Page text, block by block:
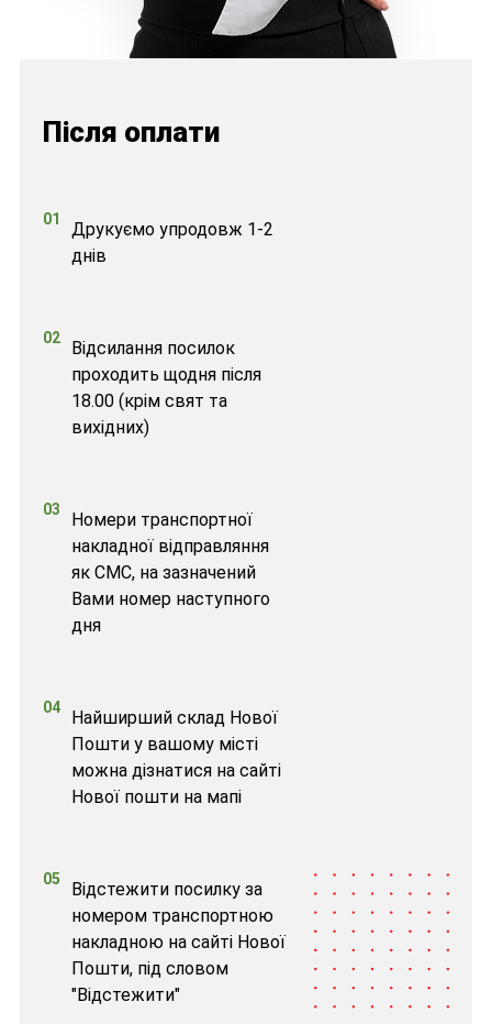
Після оплати
01
Друкуємо упродовж 1-2
днів
02
Відсилання посилок
проходить щодня після
18.00 (крім свят та
вихідних)
03
Номери транспортної
накладної відправляння
як СМС, на зазначений
Вами номер наступного
дня
04
Найширший склад Нової
Пошти у вашому місті
можна дізнатися на сайті
Нової пошти на мапі
05
Відстежити посилку за
номером транспортною
накладною на сайті Нової
Пошти, під словом
"Відстежити"